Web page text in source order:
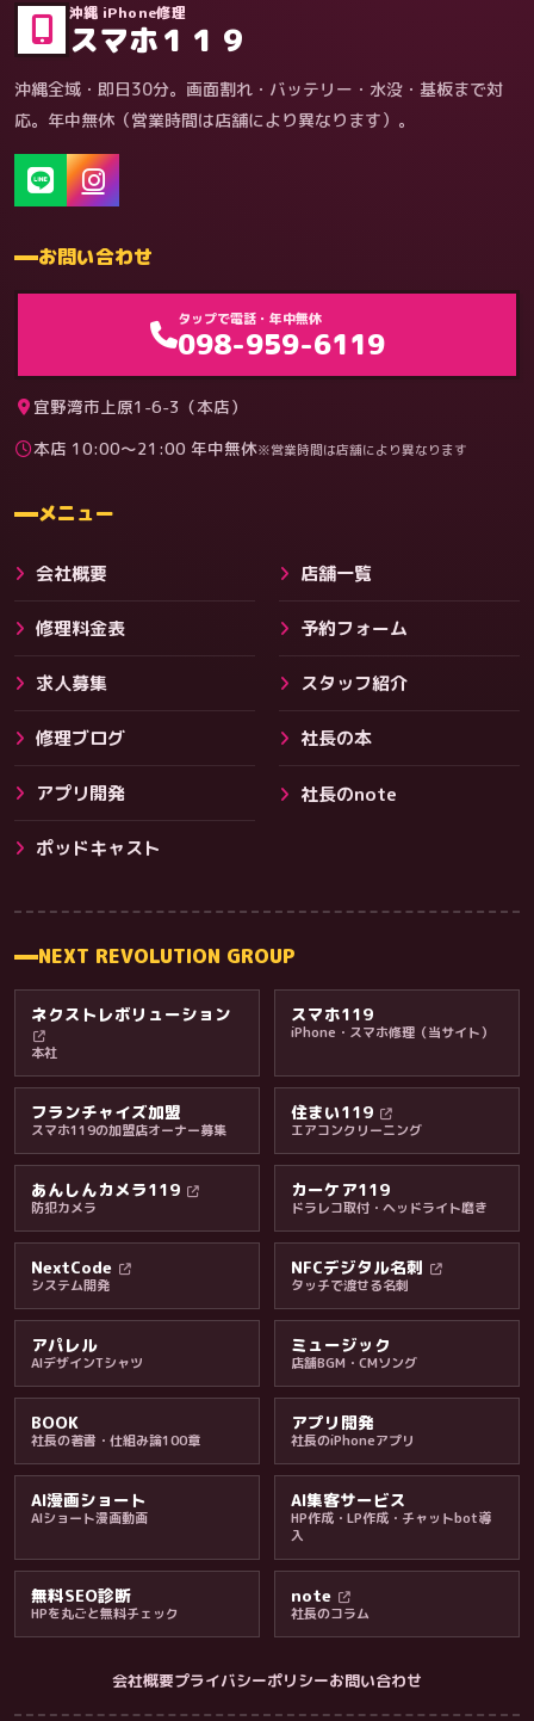
その他サービス
料金・保証・ご案内
料金
沖縄 iPhone修理
スマホ１１９
沖縄全域・即日30分。画面割れ・バッテリー・水没・基板まで対
応。年中無休（営業時間は店舗により異なります）。
お問い合わせ
タップで電話・年中無休
098-959-6119
宜野湾市上原1-6-3（本店）
本店 10:00〜21:00 年中無休※営業時間は店舗により異なります
メニュー
会社概要 店舗一覧
修理料金表 予約フォーム
求人募集 スタッフ紹介
修理ブログ 社長の本
アプリ開発 社長のnote
ポッドキャスト
NEXT REVOLUTION GROUP
ネクストレボリューション
本社
スマホ119
iPhone・スマホ修理（当サイト）
フランチャイズ加盟
スマホ119の加盟店オーナー募集
住まい119
エアコンクリーニング
あんしんカメラ119
防犯カメラ
カーケア119
ドラレコ取付・ヘッドライト磨き
NextCode
システム開発
NFCデジタル名刺
タッチで渡せる名刺
アパレル
AIデザインTシャツ
ミュージック
店舗BGM・CMソング
BOOK
社長の著書・仕組み論100章
アプリ開発
社長のiPhoneアプリ
AI漫画ショート
AIショート漫画動画
AI集客サービス
HP作成・LP作成・チャットbot導
入
無料SEO診断
HPを丸ごと無料チェック
note
社長のコラム
会社概要プライバシーポリシーお問い合わせ